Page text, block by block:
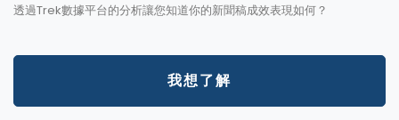
透過Trek數據平台的分析讓您知道你的新聞稿成效表現如何？
我想了解